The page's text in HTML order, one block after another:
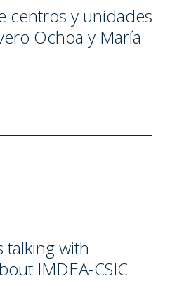
centros y unidades
Ochoa y María
talking with
IMDEA-CSIC